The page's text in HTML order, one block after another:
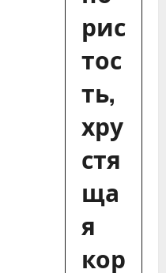
рис
тос
ть,
хру
стя
ща
я
кор